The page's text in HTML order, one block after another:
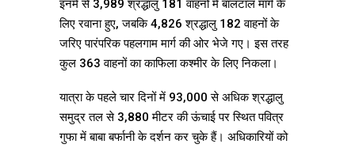
इनमें से 3,989 श्रद्धालु 181 वाहनों में बालटाल मार्ग के
लिए रवाना हुए, जबकि 4,826 श्रद्धालु 182 वाहनों के
जरिए पारंपरिक पहलगाम मार्ग की ओर भेजे गए। इस तरह
कुल 363 वाहनों का काफिला कश्मीर के लिए निकला।
यात्रा के पहले चार दिनों में 93,000 से अधिक श्रद्धालु
समुद्र तल से 3,880 मीटर की ऊंचाई पर स्थित पवित्र
गुफा में बाबा बर्फानी के दर्शन कर चुके हैं। अधिकारियों को